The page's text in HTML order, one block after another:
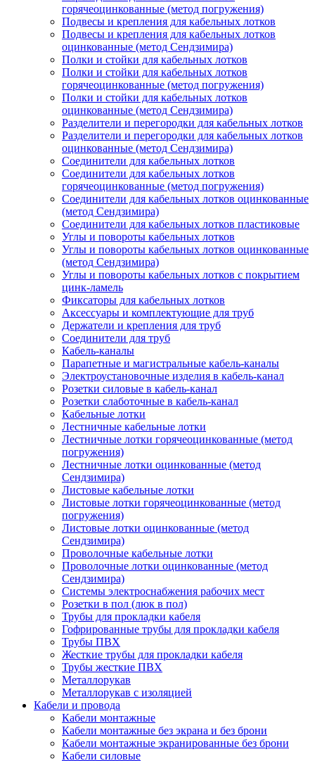
горячеоцинкованные (метод погружения)
Подвесы и крепления для кабельных лотков
Подвесы и крепления для кабельных лотков
оцинкованные (метод Сендзимира)
Полки и стойки для кабельных лотков
Полки и стойки для кабельных лотков
горячеоцинкованные (метод погружения)
Полки и стойки для кабельных лотков
оцинкованные (метод Сендзимира)
Разделители и перегородки для кабельных лотков
Разделители и перегородки для кабельных лотков
оцинкованные (метод Сендзимира)
Соединители для кабельных лотков
Соединители для кабельных лотков
горячеоцинкованные (метод погружения)
Соединители для кабельных лотков оцинкованные
(метод Сендзимира)
Соединители для кабельных лотков пластиковые
Углы и повороты кабельных лотков
Углы и повороты кабельных лотков оцинкованные
(метод Сендзимира)
Углы и повороты кабельных лотков с покрытием
цинк-ламель
Фиксаторы для кабельных лотков
Аксессуары и комплектующие для труб
Держатели и крепления для труб
Соединители для труб
Кабель-каналы
Парапетные и магистральные кабель-каналы
Электроустановочные изделия в кабель-канал
Розетки силовые в кабель-канал
Розетки слаботочные в кабель-канал
Кабельные лотки
Лестничные кабельные лотки
Лестничные лотки горячеоцинкованные (метод
погружения)
Лестничные лотки оцинкованные (метод
Сендзимира)
Листовые кабельные лотки
Листовые лотки горячеоцинкованные (метод
погружения)
Листовые лотки оцинкованные (метод
Сендзимира)
Проволочные кабельные лотки
Проволочные лотки оцинкованные (метод
Сендзимира)
Системы электроснабжения рабочих мест
Розетки в пол (люк в пол)
Трубы для прокладки кабеля
Гофрированные трубы для прокладки кабеля
Трубы ПВХ
Жесткие трубы для прокладки кабеля
Трубы жесткие ПВХ
Металлорукав
Металлорукав с изоляцией
Кабели и провода
Кабели монтажные
Кабели монтажные без экрана и без брони
Кабели монтажные экранированные без брони
Кабели силовые